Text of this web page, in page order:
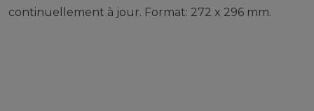
continuellement à jour. Format: 272 x 296 mm.